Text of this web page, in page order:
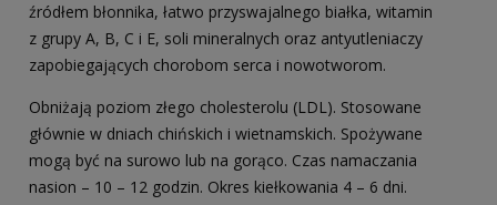
źródłem błonnika, łatwo przyswajalnego białka, witamin
z grupy A, B, C i E, soli mineralnych oraz antyutleniaczy
zapobiegających chorobom serca i nowotworom.
Obniżają poziom złego cholesterolu (LDL). Stosowane
głównie w dniach chińskich i wietnamskich. Spożywane
mogą być na surowo lub na gorąco. Czas namaczania
nasion – 10 – 12 godzin. Okres kiełkowania 4 – 6 dni.